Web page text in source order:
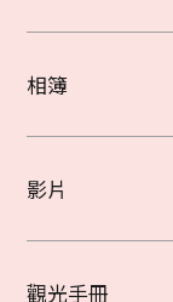
相簿
影片
觀光手冊